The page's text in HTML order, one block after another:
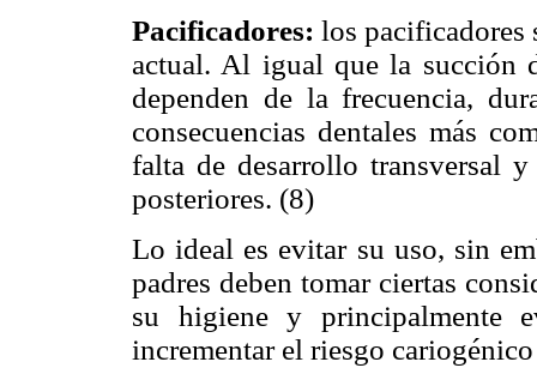
Pacificadores: los pacificadores
actual. Al igual que la succión
dependen de la frecuencia,
consecuencias dentales más
falta de desarrollo transversal
posteriores. (8)
Lo ideal es evitar su uso, sin
padres deben tomar ciertas
su higiene y principalmente
incrementar el riesgo